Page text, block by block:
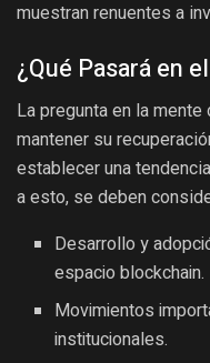
muestran renuentes a
¿Qué Pasará en
La pregunta en la
mantener su
establecer una
a esto, se deben
Desarrollo y
espacio blockchain.
Movimientos
institucionales.